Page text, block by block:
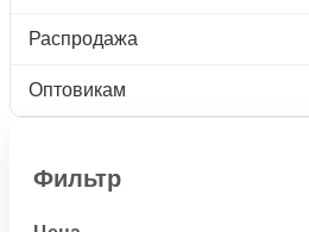
Распродажа
Оптовикам
Фильтр